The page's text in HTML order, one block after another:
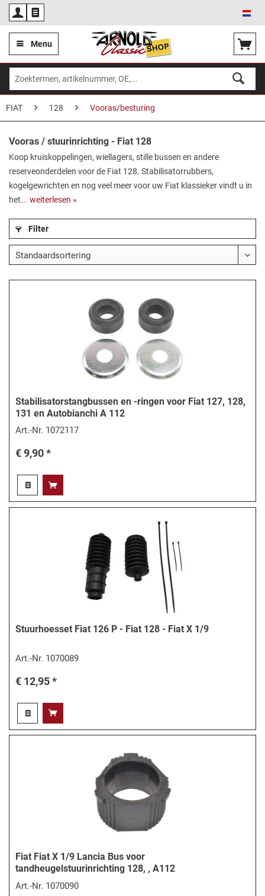
Menu
FIAT 128 Vooras/besturing
Vooras / stuurinrichting - Fiat 128
Koop kruiskoppelingen, wiellagers, stille bussen en andere
reserveonderdelen voor de Fiat 128. Stabilisatorrubbers,
kogelgewrichten en nog veel meer voor uw Fiat klassieker vindt u in
het... weiterlesen »
Filter
Stabilisatorstangbussen en -ringen voor Fiat 127, 128,
131 en Autobianchi A 112
Art.-Nr. 1072117
€ 9,90 *
Stuurhoesset Fiat 126 P - Fiat 128 - Fiat X 1/9
Art.-Nr. 1070089
€ 12,95 *
Fiat Fiat X 1/9 Lancia Bus voor
tandheugelstuurinrichting 128, , A112
Art.-Nr. 1070090